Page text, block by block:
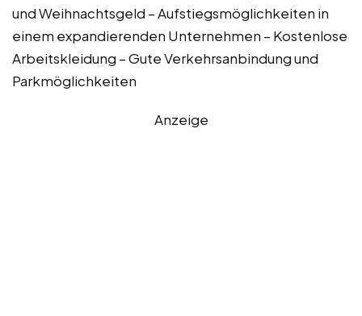
und Weihnachtsgeld – Aufstiegsmöglichkeiten in
einem expandierenden Unternehmen – Kostenlose
Arbeitskleidung – Gute Verkehrsanbindung und
Parkmöglichkeiten
Anzeige